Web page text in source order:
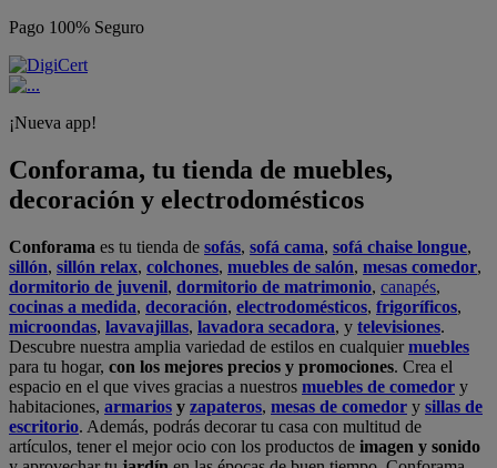
Pago 100% Seguro
¡Nueva app!
Conforama, tu tienda de muebles,
decoración y electrodomésticos
Conforama es tu tienda de sofás, sofá cama, sofá chaise longue,
sillón, sillón relax, colchones, muebles de salón, mesas comedor,
dormitorio de juvenil, dormitorio de matrimonio, canapés,
cocinas a medida, decoración, electrodomésticos, frigoríficos,
microondas, lavavajillas, lavadora secadora, y televisiones.
Descubre nuestra amplia variedad de estilos en cualquiermuebles
para tu hogar, con los mejores precios y promociones. Crea el
espacio en el que vives gracias a nuestros muebles de comedor y
habitaciones, armarios y zapateros, mesas de comedor y sillas de
escritorio. Además, podrás decorar tu casa con multitud de
artículos, tener el mejor ocio con los productos de imagen y sonido